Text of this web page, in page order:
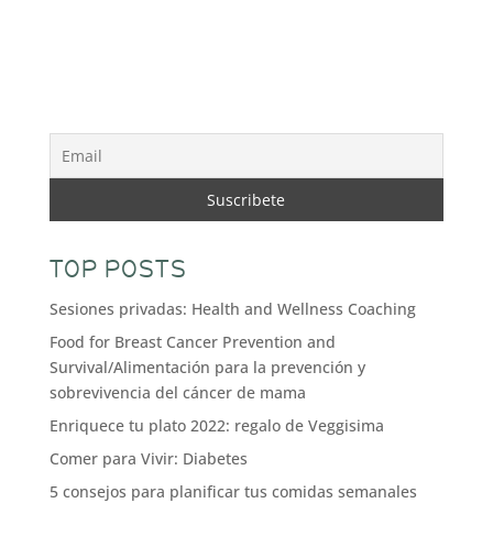
TOP POSTS
Sesiones privadas: Health and Wellness Coaching
Food for Breast Cancer Prevention and
Survival/Alimentación para la prevención y
sobrevivencia del cáncer de mama
Enriquece tu plato 2022: regalo de Veggisima
Comer para Vivir: Diabetes
5 consejos para planificar tus comidas semanales